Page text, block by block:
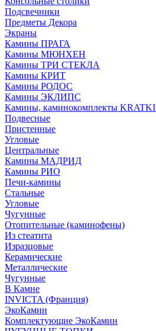
Подсвечники
Предметы Декора
Экраны
Камины ПРАГА
Камины МЮНХЕН
Камины ТРИ СТЕКЛА
Камины КРИТ
Камины РОДОС
Камины ЭКЛИПС
Камины, каминокомплекты KRATKI
Подвесные
Пристенные
Угловые
Центральные
Камины МАДРИД
Камины РИО
Печи-камины
Стальные
Угловые
Чугунные
Отопительные (каминофены)
Из стеатита
Изразцовые
Керамические
Металлические
Чугунные
В Камне
INVICTA (Франция)
ЭкоКамин
Комплектующие ЭкоКамин